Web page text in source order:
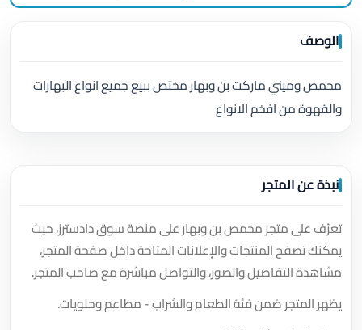
الوصف
محمص وميني ماركت بن وبهار مختص ببيع جميع انواع البهارات
والقهوة من افخم الانواع
نبذة عن المتجر
تعرّف على متجر محمص بن وبهار على منصة سوق دادسترز، حيث
يمكنك تصفح المنتجات والإعلانات المتاحة داخل صفحة المتجر،
مشاهدة التفاصيل والصور، والتواصل مباشرة مع صاحب المتجر.
يظهر المتجر ضمن فئة الطعام والشراب - مطاعم وحلويات.